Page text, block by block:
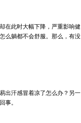
在此时大幅下降，严重影响健
么躺都不会舒服。那么，有没
出汗感冒着凉了怎么办？另一
事。